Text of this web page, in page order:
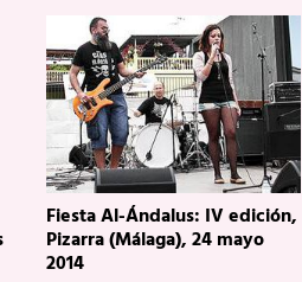
Fiesta Al-Ándalus: IV edición,
Pizarra (Málaga), 24 mayo
2014